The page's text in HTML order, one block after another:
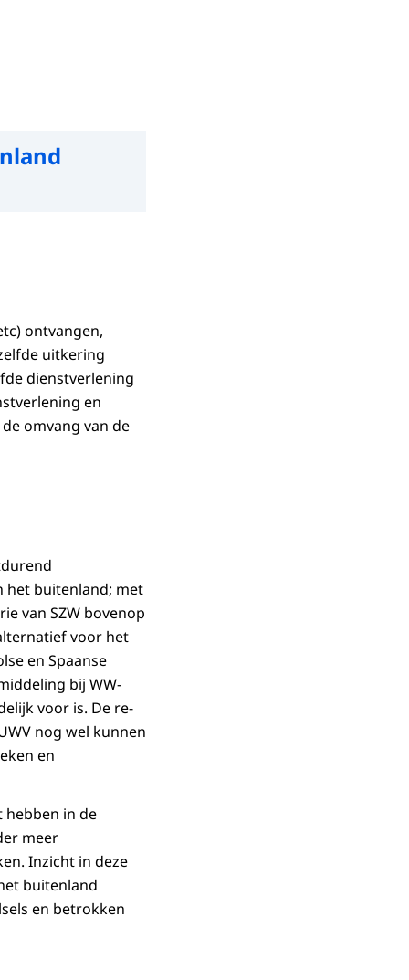
ontvangen,
uitkering
dienstverlening
en
omvang van de
het buitenland; met
van SZW bovenop
voor het
en Spaanse
bij WW-
voor is. De re-
nog wel kunnen
en
hebben in de
meer
Inzicht in deze
buitenland
en betrokken